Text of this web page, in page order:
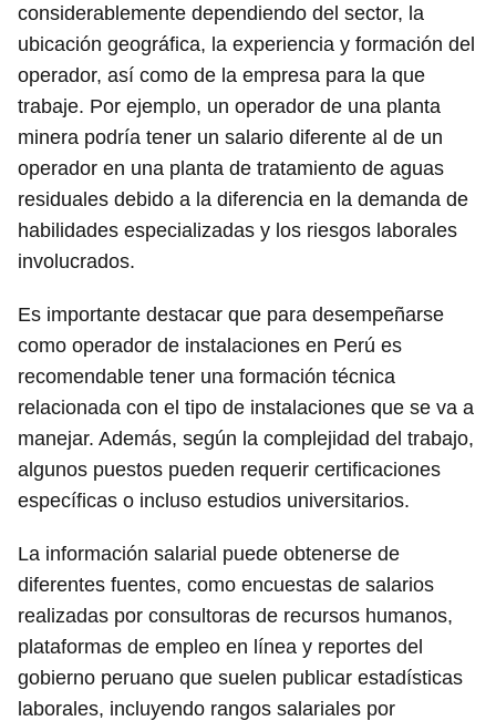
considerablemente dependiendo del sector, la
ubicación geográfica, la experiencia y formación del
operador, así como de la empresa para la que
trabaje. Por ejemplo, un operador de una planta
minera podría tener un salario diferente al de un
operador en una planta de tratamiento de aguas
residuales debido a la diferencia en la demanda de
habilidades especializadas y los riesgos laborales
involucrados.
Es importante destacar que para desempeñarse
como operador de instalaciones en Perú es
recomendable tener una formación técnica
relacionada con el tipo de instalaciones que se va a
manejar. Además, según la complejidad del trabajo,
algunos puestos pueden requerir certificaciones
específicas o incluso estudios universitarios.
La información salarial puede obtenerse de
diferentes fuentes, como encuestas de salarios
realizadas por consultoras de recursos humanos,
plataformas de empleo en línea y reportes del
gobierno peruano que suelen publicar estadísticas
laborales, incluyendo rangos salariales por